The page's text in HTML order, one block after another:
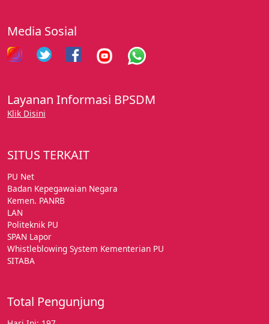
Media Sosial
Layanan Informasi BPSDM
Klik Disini
SITUS TERKAIT
PU Net
Badan Kepegawaian Negara
Kemen. PANRB
LAN
Politeknik PU
SPAN Lapor
Whistleblowing System Kementerian PU
SITABA
Total Pengunjung